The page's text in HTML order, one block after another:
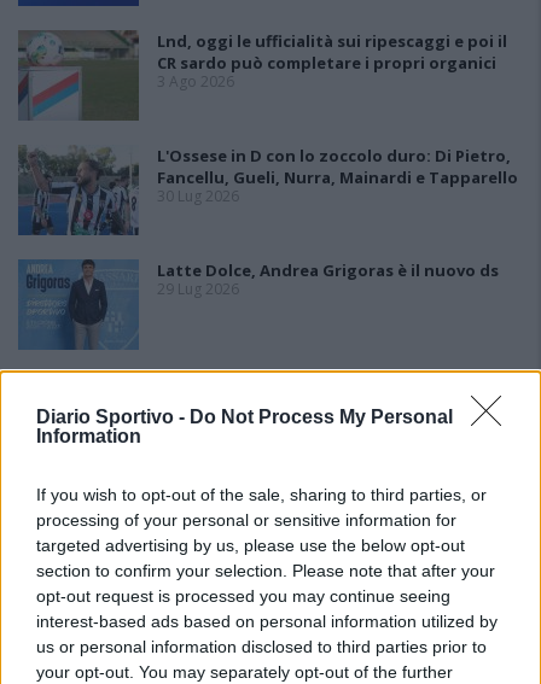
Diario Sportivo - Do Not Process My Personal
Information
If you wish to opt-out of the sale, sharing to third parties, or
processing of your personal or sensitive information for
targeted advertising by us, please use the below opt-out
section to confirm your selection. Please note that after your
opt-out request is processed you may continue seeing
interest-based ads based on personal information utilized by
us or personal information disclosed to third parties prior to
your opt-out. You may separately opt-out of the further
Lnd, oggi le ufficialità sui ripescaggi e poi il
CR sardo può completare i propri organici
3 Ago 2026
L'Ossese in D con lo zoccolo duro: Di Pietro,
Fancellu, Gueli, Nurra, Mainardi e Tapparello
30 Lug 2026
Latte Dolce, Andrea Grigoras è il nuovo ds
29 Lug 2026
sono 5: l'Ilva battaglia per la posizione in
graduatoria